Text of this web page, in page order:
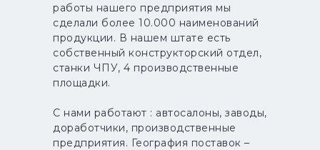
работы нашего предприятия мы
сделали более 10.000 наименований
продукции. В нашем штате есть
собственный конструкторский отдел,
станки ЧПУ, 4 производственные
площадки.
С нами работают : автосалоны, заводы,
доработчики, производственные
предприятия. География поставок –